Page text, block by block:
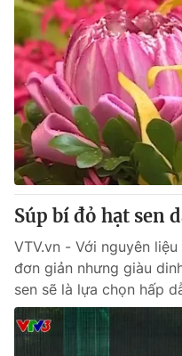
Súp bí đỏ hạt sen
VTV.vn - Với nguyên
đơn giản nhưng giàu
sen sẽ là lựa chọn hấp